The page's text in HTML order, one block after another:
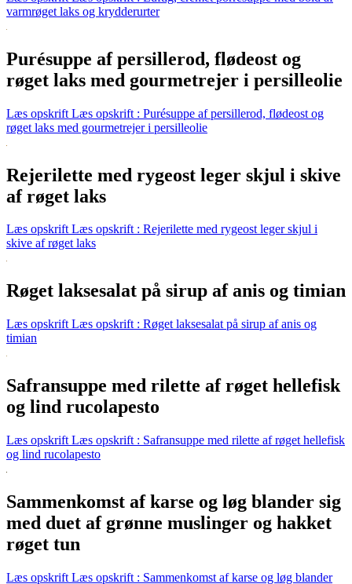
varmrøget laks og krydderurter
Purésuppe af persillerod, flødeost og
røget laks med gourmetrejer i persilleolie
Læs opskrift Læs opskrift : Purésuppe af persillerod, flødeost og
røget laks med gourmetrejer i persilleolie
Rejerilette med rygeost leger skjul i skive
af røget laks
Læs opskriftLæs opskrift : Rejerilette med rygeost leger skjul i
skive af røget laks
Røget laksesalat på sirup af anis og timian
Læs opskrift Læs opskrift : Røget laksesalat på sirup af anis og
timian
Safransuppe med rilette af røget hellefisk
og lind rucolapesto
Læs opskrift Læs opskrift : Safransuppe med rilette af røget hellefisk
og lind rucolapesto
Sammenkomst af karse og løg blander sig
med duet af grønne muslinger og hakket
røget tun
Læs opskrift Læs opskrift : Sammenkomst af karse og løg blander